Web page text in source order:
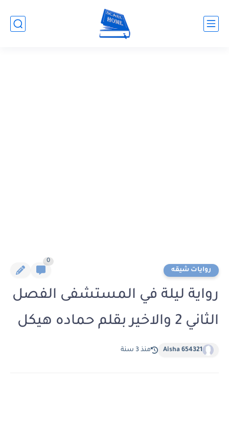
روايات شيقه
0
رواية ليلة في المستشفى الفصل
الثاني 2 والاخير بقلم حماده هيكل
Aisha 654321 منذ 3 سنة